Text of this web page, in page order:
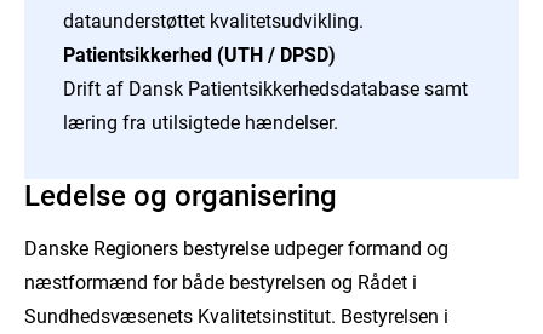
Samtidig bringer vi aktører på tværs af
sundhedsvæsenet sammen og omsætter viden til
praksis – med fokus på sammenhæng, kvalitet og et
mere bæredygtigt sundhedsvæsen.
at understøtte et styrket databaseret og mere målrettet
kvalitetsarbejde samt en bedre prioritering og
ressourceudnyttelse til gavn for patientbehandlingen i
Danmark.
Missionener at sikre høj og ensartet kvalitet samt
dataunderstøttet kvalitetsudvikling.
Patientsikkerhed (UTH / DPSD)
Drift af Dansk Patientsikkerhedsdatabase samt
læring fra utilsigtede hændelser.
Ledelse og organisering
Danske Regioners bestyrelse udpeger formand og
næstformænd for både bestyrelsen og Rådet i
Sundhedsvæsenets Kvalitetsinstitut. Bestyrelsen i